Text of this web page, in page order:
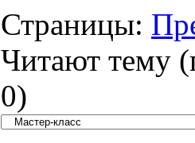
Страницы:
Читают тему
0)